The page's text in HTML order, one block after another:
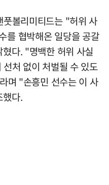
볼리미티드는 "허위 사
를 협박해온 일당을 공갈
다. "명백한 허위 사실
처 없이 처벌될 수 있도
며 "손흥민 선수는 이 사
했다.